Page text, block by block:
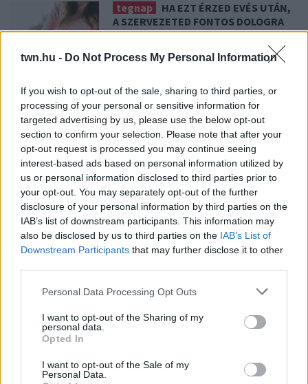
twn.hu - Do Not Process My Personal Information
If you wish to opt-out of the sale, sharing to third parties, or
processing of your personal or sensitive information for
targeted advertising by us, please use the below opt-out
section to confirm your selection. Please note that after your
opt-out request is processed you may continue seeing
interest-based ads based on personal information utilized by
us or personal information disclosed to third parties prior to
your opt-out. You may separately opt-out of the further
disclosure of your personal information by third parties on the
IAB’s list of downstream participants. This information may
also be disclosed by us to third parties on the IAB’s List of
Downstream Participants that may further disclose it to other
Please note that this website/app uses one or more Google
not limited to your visit or usage behaviour. You may click to
grant or deny consent to Google and its third-party tags to
use your data for below specified purposes in below Google
consent section.
Personal Data Processing Opt Outs
I want to opt-out of the Sharing of my
personal data.
Opted In
I want to opt-out of the Sale of my
Personal Data.
tegnap
HA EZT ÉRZED EVÉS UTÁN,
A SZERVEZETED FONTOS DOLOGRA
PRÓBÁL FIGYELMEZTETNI
08. 06.
ORVOS FIGYELMEZTET: EZT
AZ APRÓ REGGELI TÜNETET NE
SÖPÖRD A SZŐNYEG ALÁ
Fontos!
08. 05.
EZÉRT PÁRÁSODIK BE
ÁLLANDÓAN AZ ABLAK – EGYSZERŰBB
A MEGOLDÁS, MINT GONDOLNÁD
Villámgyors megoldás
ÚJRA CSILLOGÓ A VÍZKÖVES CSAP
RENDKÍVÜL MAGAS ÉRZELMI INTELLIGENCIÁRA UTALHAT
Te szoktad?